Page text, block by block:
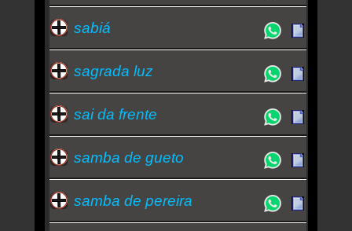
sabiá
sagrada luz
sai da frente
samba de gueto
samba de pereira